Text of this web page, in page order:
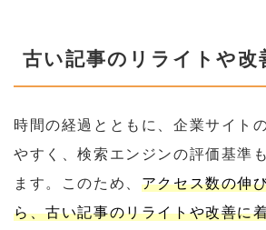
古い記事のリライトや改
時間の経過とともに、企業サイト
やすく、検索エンジンの評価基準
ます。このため、 アクセス数の伸
ら、古い記事のリライトや改善に